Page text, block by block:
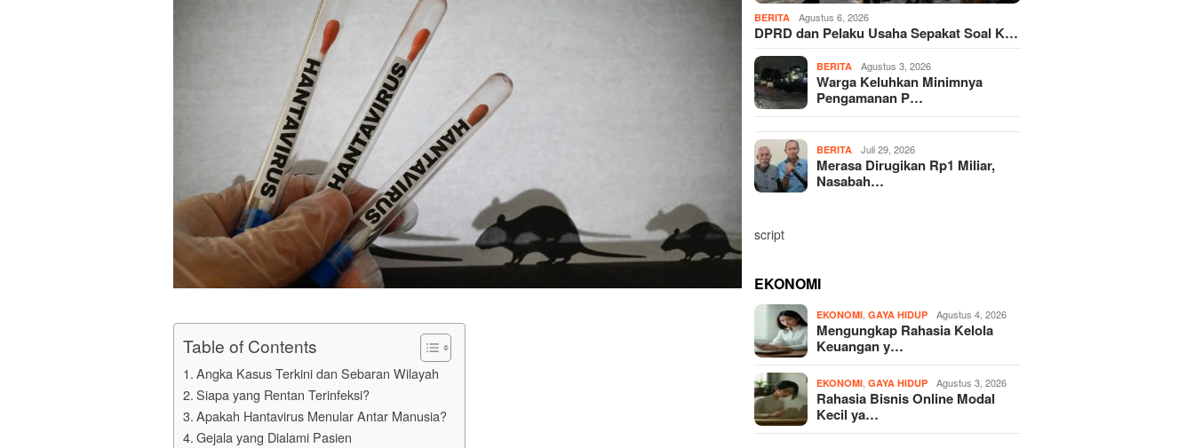
Table of Contents
Angka Kasus Terkini dan Sebaran Wilayah
Siapa yang Rentan Terinfeksi?
Apakah Hantavirus Menular Antar Manusia?
Gejala yang Dialami Pasien
BERITA Agustus 6, 2026
DPRD dan Pelaku Usaha Sepakat Soal K…
BERITA Agustus 3, 2026
Warga Keluhkan Minimnya
Pengamanan P…
BERITA Juli 29, 2026
Merasa Dirugikan Rp1 Miliar,
Nasabah…
script
EKONOMI
EKONOMI ,GAYA HIDUP Agustus 4, 2026
Mengungkap Rahasia Kelola
Keuangan y…
EKONOMI ,GAYA HIDUP Agustus 3, 2026
Rahasia Bisnis Online Modal
Kecil ya…